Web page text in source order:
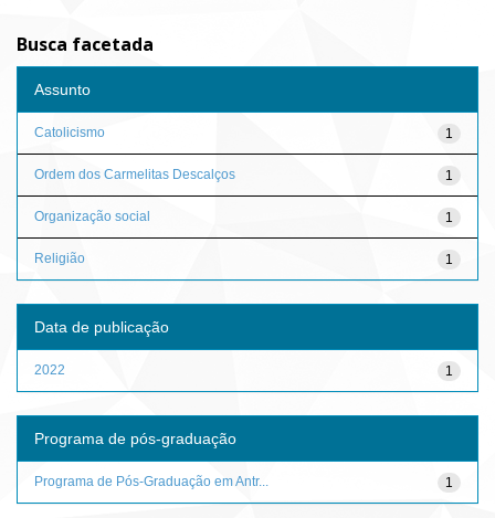
Busca facetada
Assunto
1
Catolicismo
1
Ordem dos Carmelitas Descalços
1
Organização social
1
Religião
Data de publicação
1
2022
Programa de pós-graduação
1
Programa de Pós-Graduação em Antr...